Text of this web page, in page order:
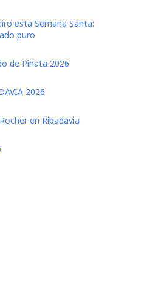
esta Semana Santa:
puro
de Piñata 2026
2026
en Ribadavia